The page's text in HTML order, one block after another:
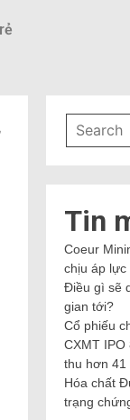
Tin
Coeur
chịu áp lực
Điều gì sẽ
gian tới?
Cổ phiếu
CXMT IPO
thu hơn 41
Hóa chất
trạng